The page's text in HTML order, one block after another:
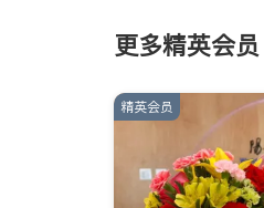
更多精英会员
精英会员